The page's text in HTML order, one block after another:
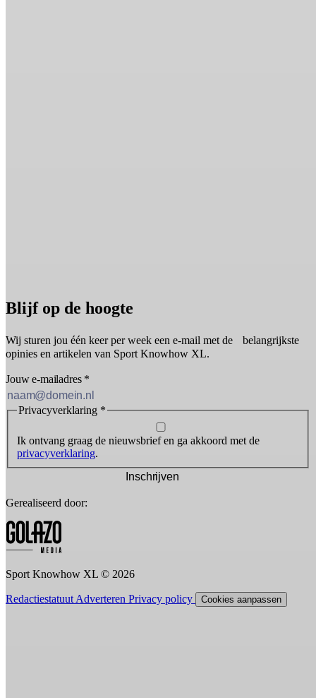
Blijf op de hoogte
Wij sturen jou één keer per week een e-mail met de belangrijkste
opinies en artikelen van Sport Knowhow XL.
Jouw e-mailadres *
Privacyverklaring *
Ik ontvang graag de nieuwsbrief en ga akkoord met de
privacyverklaring.
Inschrijven
Gerealiseerd door:
Sport Knowhow XL © 2026
Redactiestatuut Adverteren Privacy policy Cookies aanpassen